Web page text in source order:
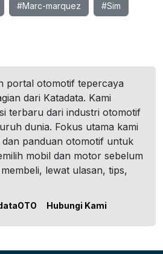
#Marc-marquez #Sim
portal otomotif tepercaya
dari Katadata. Kami
terbaru dari industri otomotif
dunia. Fokus utama kami
panduan otomotif untuk
mobil dan motor sebelum
lewat ulasan, tips,
Hubungi Kami